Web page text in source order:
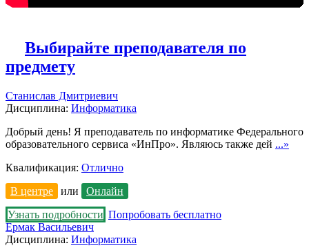
Выбирайте преподавателя по
предмету
Станислав Дмитриевич
Дисциплина: Информатика
Добрый день! Я преподаватель по информатике Федерального
образовательного сервиса «ИнПро». Являюсь также дей ...»
Квалификация: Отлично
В центре
или
Онлайн
Узнать подробности Попробовать бесплатно
Ермак Васильевич
Дисциплина: Информатика